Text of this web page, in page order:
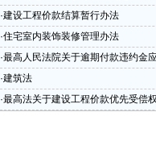
·建设工程价款结算暂行办法
·住宅室内装饰装修管理办法
·最高人民法院关于逾期付款违约金
标准计算问题的批复
·建筑法
·最高法关于建设工程价款优先受偿